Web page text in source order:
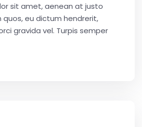
sit amet, aenean at justo
eu dictum hendrerit,
gravida vel. Turpis semper